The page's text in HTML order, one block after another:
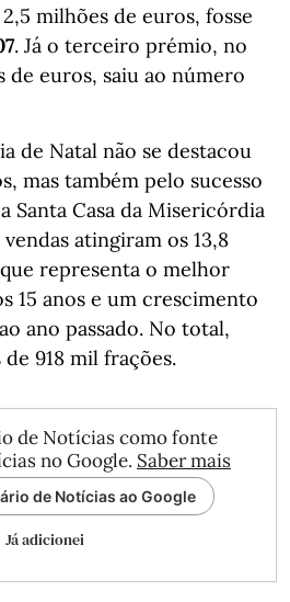
milhões de euros, fosse
. Já o terceiro prémio, no
de euros, saiu ao número
de Natal não se destacou
mas também pelo sucesso
Santa Casa da Misericórdia
atingiram os 13,8
representa o melhor
15 anos e um crescimento
ano passado. No total,
918 mil frações.
de Notícias como fonte
no Google. Saber mais
de Notícias ao Google
Já adicionei